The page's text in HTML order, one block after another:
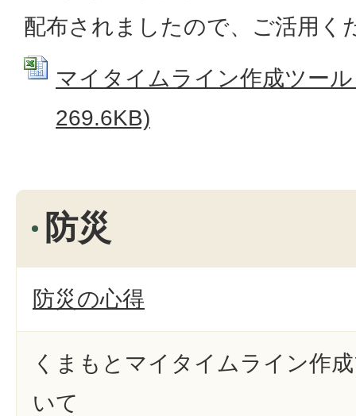
配布されましたので、ご活用く
マイタイムライン作成ツー
269.6KB)
防災
防災の心得
くまもとマイタイムライン作
いて